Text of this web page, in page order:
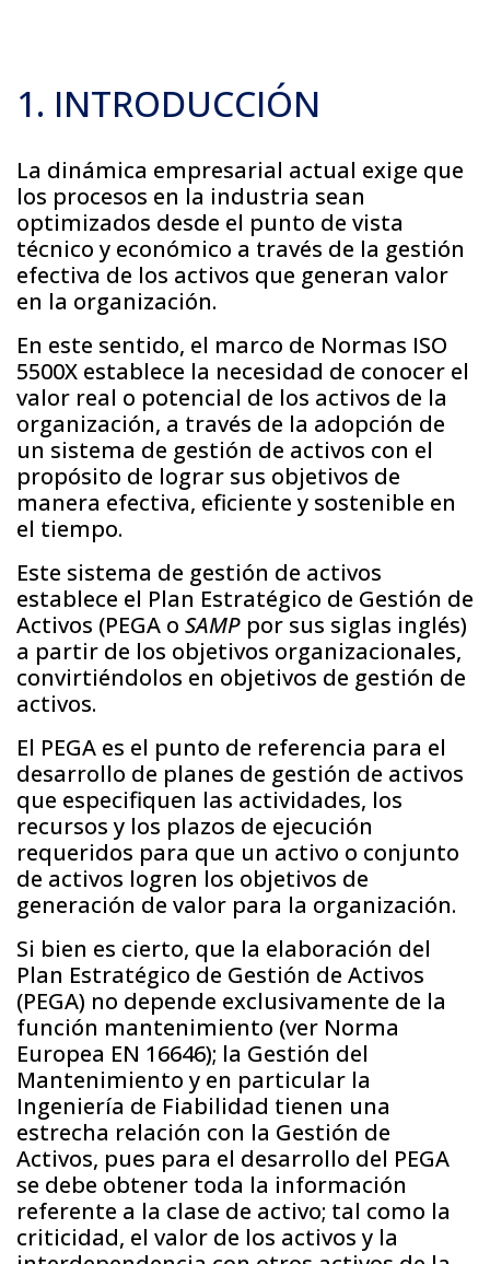
1. INTRODUCCIÓN
La dinámica empresarial actual exige que
los procesos en la industria sean
optimizados desde el punto de vista
técnico y económico a través de la gestión
efectiva de los activos que generan valor
en la organización.
En este sentido, el marco de Normas ISO
5500X establece la necesidad de conocer el
valor real o potencial de los activos de la
organización, a través de la adopción de
un sistema de gestión de activos con el
propósito de lograr sus objetivos de
manera efectiva, eficiente y sostenible en
el tiempo.
Este sistema de gestión de activos
establece el Plan Estratégico de Gestión de
Activos (PEGA o SAMP por sus siglas inglés)
a partir de los objetivos organizacionales,
convirtiéndolos en objetivos de gestión de
activos.
El PEGA es el punto de referencia para el
desarrollo de planes de gestión de activos
que especifiquen las actividades, los
recursos y los plazos de ejecución
requeridos para que un activo o conjunto
de activos logren los objetivos de
generación de valor para la organización.
Si bien es cierto, que la elaboración del
Plan Estratégico de Gestión de Activos
(PEGA) no depende exclusivamente de la
función mantenimiento (ver Norma
Europea EN 16646); la Gestión del
Mantenimiento y en particular la
Ingeniería de Fiabilidad tienen una
estrecha relación con la Gestión de
Activos, pues para el desarrollo del PEGA
se debe obtener toda la información
referente a la clase de activo; tal como la
criticidad, el valor de los activos y la